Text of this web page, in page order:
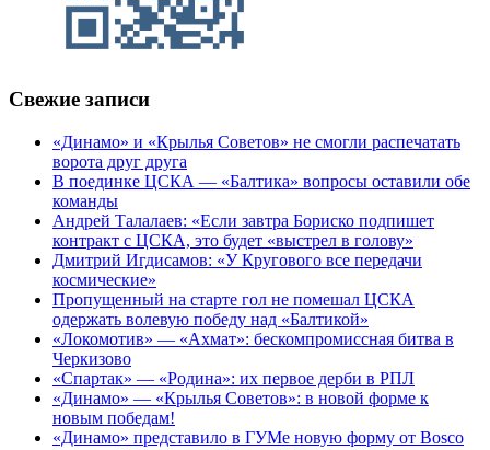
Свежие записи
«Динамо» и «Крылья Советов» не смогли распечатать
ворота друг друга
В поединке ЦСКА — «Балтика» вопросы оставили обе
команды
Андрей Талалаев: «Если завтра Бориско подпишет
контракт с ЦСКА, это будет «выстрел в голову»
Дмитрий Игдисамов: «У Кругового все передачи
космические»
Пропущенный на старте гол не помешал ЦСКА
одержать волевую победу над «Балтикой»
«Локомотив» — «Ахмат»: бескомпромиссная битва в
Черкизово
«Спартак» — «Родина»: их первое дерби в РПЛ
«Динамо» — «Крылья Советов»: в новой форме к
новым победам!
«Динамо» представило в ГУМе новую форму от Bosco